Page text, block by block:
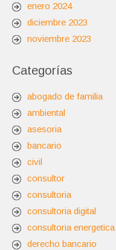
enero 2024
diciembre 2023
noviembre 2023
Categorías
abogado de familia
ambiental
asesoria
bancario
civil
consultor
consultoria
consultoria digital
consultoria energetica
derecho bancario